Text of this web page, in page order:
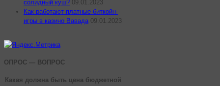
солидный куш? 09.01.2023
Как работают платные биткойн-
игры в казино Вавада 09.01.2023
ОПРОС — ВОПРОС
Какая должна быть цена бюджетной